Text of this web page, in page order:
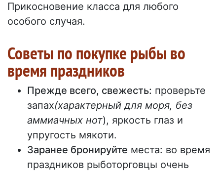
Прикосновение класса для любого
особого случая.
Советы по покупке рыбы во
время праздников
Прежде всего, свежесть: проверьте
запах(характерный для моря, без
аммиачных нот), яркость глаз и
упругость мякоти.
Заранее бронируйте места: во время
праздников рыботорговцы очень